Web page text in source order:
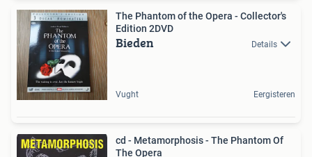
The Phantom of the Opera - Collector's
Edition 2DVD
Bieden Details
Vught Eergisteren
cd - Metamorphosis - The Phantom Of
The Opera